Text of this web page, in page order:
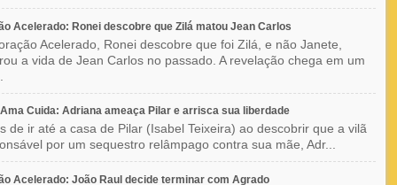
Acelerado: Ronei descobre que Zilá matou Jean Carlos
Acelerado, Ronei descobre que foi Zilá, e não Janete,
a vida de Jean Carlos no passado. A revelação chega em um
Cuida: Adriana ameaça Pilar e arrisca sua liberdade
de ir até a casa de Pilar (Isabel Teixeira) ao descobrir que a vilã
por um sequestro relâmpago contra sua mãe, Adr...
Acelerado: João Raul decide terminar com Agrado